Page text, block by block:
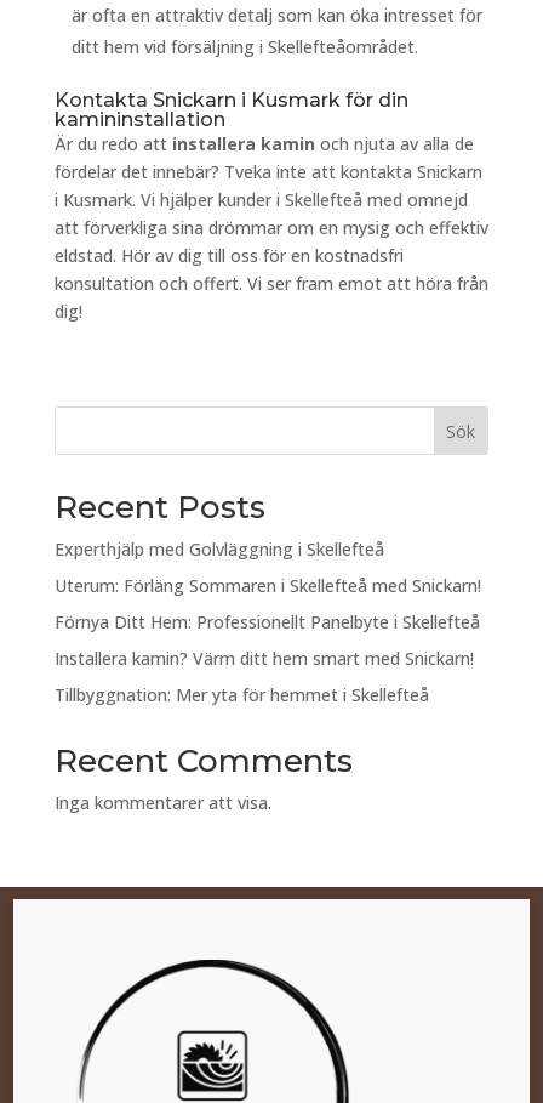
är ofta en attraktiv detalj som kan öka intresset för
ditt hem vid försäljning i Skellefteåområdet.
Kontakta Snickarn i Kusmark för din
kamininstallation
Är du redo att installera kamin och njuta av alla de
fördelar det innebär? Tveka inte att kontakta Snickarn
i Kusmark. Vi hjälper kunder i Skellefteå med omnejd
att förverkliga sina drömmar om en mysig och effektiv
eldstad. Hör av dig till oss för en kostnadsfri
konsultation och offert. Vi ser fram emot att höra från
dig!
Sök
Recent Posts
Experthjälp med Golvläggning i Skellefteå
Uterum: Förläng Sommaren i Skellefteå med Snickarn!
Förnya Ditt Hem: Professionellt Panelbyte i Skellefteå
Installera kamin? Värm ditt hem smart med Snickarn!
Tillbyggnation: Mer yta för hemmet i Skellefteå
Recent Comments
Inga kommentarer att visa.